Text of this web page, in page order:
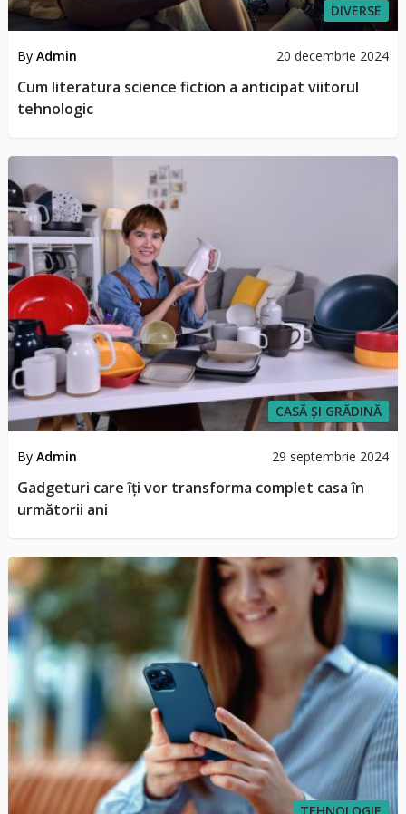
DIVERSE
By Admin 20 decembrie 2024
Cum literatura science fiction a anticipat viitorul
tehnologic
CASĂ ȘI GRĂDINĂ
By Admin 29 septembrie 2024
Gadgeturi care îți vor transforma complet casa în
următorii ani